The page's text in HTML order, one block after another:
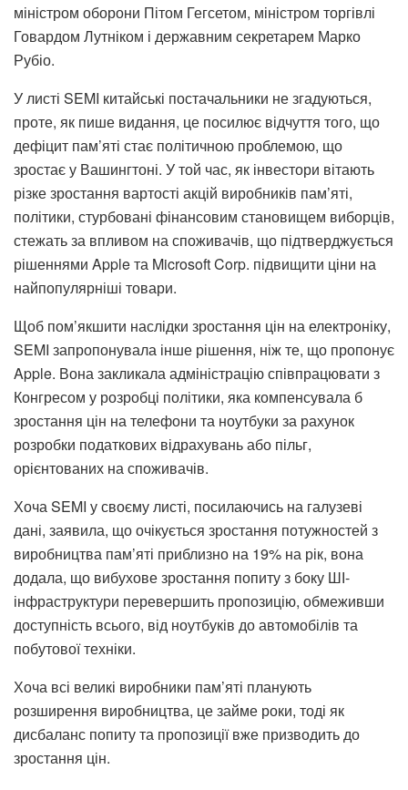
міністром оборони Пітом Гегсетом, міністром торгівлі
Говардом Лутніком і державним секретарем Марко
Рубіо.
У листі SEMI китайські постачальники не згадуються,
проте, як пише видання, це посилює відчуття того, що
дефіцит пам’яті стає політичною проблемою, що
зростає у Вашингтоні. У той час, як інвестори вітають
різке зростання вартості акцій виробників пам’яті,
політики, стурбовані фінансовим становищем виборців,
стежать за впливом на споживачів, що підтверджується
рішеннями Apple та Microsoft Corp. підвищити ціни на
найпопулярніші товари.
Щоб пом’якшити наслідки зростання цін на електроніку,
SEMI запропонувала інше рішення, ніж те, що пропонує
Apple. Вона закликала адміністрацію співпрацювати з
Конгресом у розробці політики, яка компенсувала б
зростання цін на телефони та ноутбуки за рахунок
розробки податкових відрахувань або пільг,
орієнтованих на споживачів.
Хоча SEMI у своєму листі, посилаючись на галузеві
дані, заявила, що очікується зростання потужностей з
виробництва пам’яті приблизно на 19% на рік, вона
додала, що вибухове зростання попиту з боку ШІ-
інфраструктури перевершить пропозицію, обмеживши
доступність всього, від ноутбуків до автомобілів та
побутової техніки.
Хоча всі великі виробники пам’яті планують
розширення виробництва, це займе роки, тоді як
дисбаланс попиту та пропозиції вже призводить до
зростання цін.